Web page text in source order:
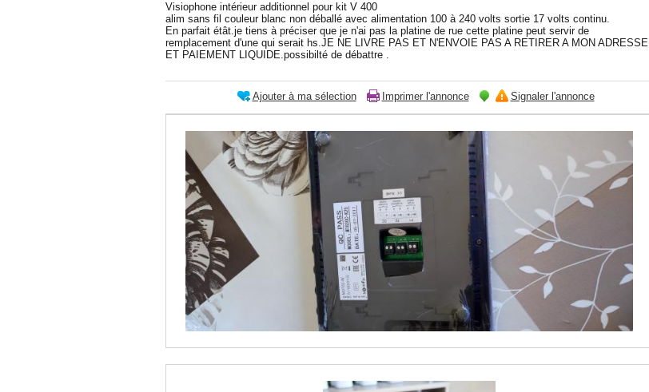
Visiophone intérieur additionnel pour kit V 400
alim sans fil couleur blanc non déballé avec alimentation 100 à 240 volts sortie 17 volts continu.
En parfait étât.je tiens à préciser que je n'ai pas la platine de rue cette platine peut servir de
remplacement d'une qui serait hs.JE NE LIVRE PAS ET N'ENVOIE PAS A RETIRER A MON ADRESSE
ET PAIEMENT LIQUIDE.possibilté de débattre .
Ajouter à ma sélection Imprimer l'annonce Signaler l'annonce